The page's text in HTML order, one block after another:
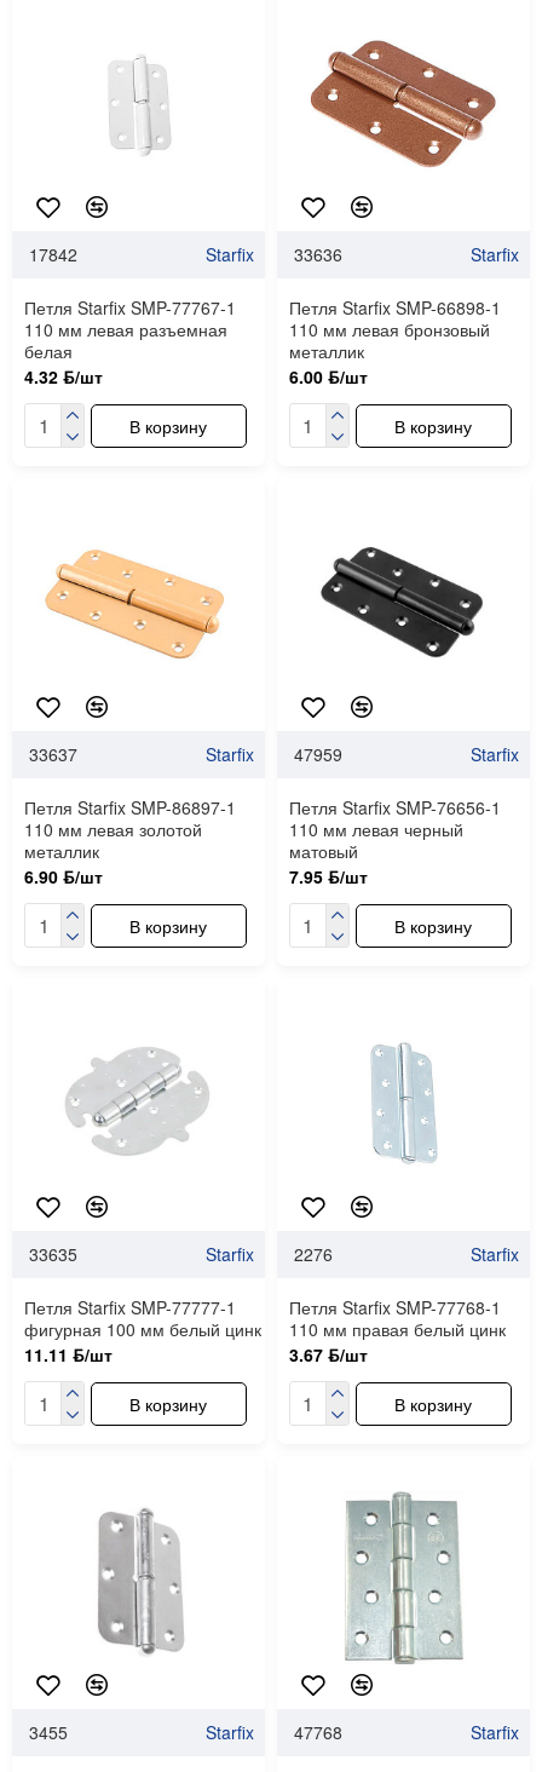
17842 Starfix
Петля Starfix SMP-77767-1
110 мм левая разъемная
белая
4.32 ƃ/шт
В корзину
33636 Starfix
Петля Starfix SMP-66898-1
110 мм левая бронзовый
металлик
6.00 ƃ/шт
В корзину
33637 Starfix
Петля Starfix SMP-86897-1
110 мм левая золотой
металлик
6.90 ƃ/шт
В корзину
47959 Starfix
Петля Starfix SMP-76656-1
110 мм левая черный
матовый
7.95 ƃ/шт
В корзину
33635 Starfix
Петля Starfix SMP-77777-1
фигурная 100 мм белый цинк
11.11 ƃ/шт
В корзину
2276 Starfix
Петля Starfix SMP-77768-1
110 мм правая белый цинк
3.67 ƃ/шт
В корзину
3455 Starfix 47768 Starfix